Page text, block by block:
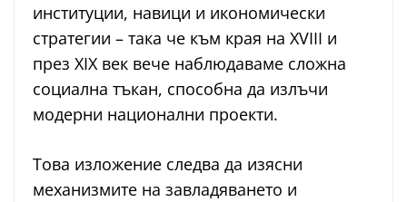
институции, навици и икономически
стратегии – така че към края на XVIII и
през XIX век вече наблюдаваме сложна
социална тъкан, способна да излъчи
модерни национални проекти.
Това изложение следва да изясни
механизмите на завладяването и